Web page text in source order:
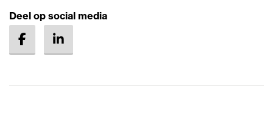
Deel op social media